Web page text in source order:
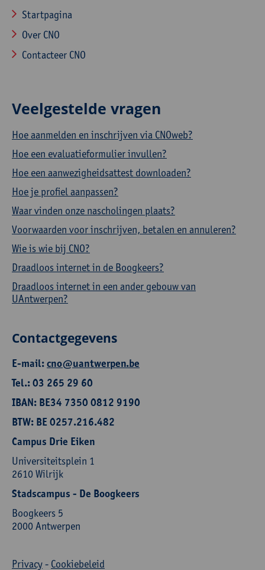
Startpagina
Over CNO
Contacteer CNO
Veelgestelde vragen
Hoe aanmelden en inschrijven via CNOweb?
Hoe een evaluatieformulier invullen?
Hoe een aanwezigheidsattest downloaden?
Hoe je profiel aanpassen?
Waar vinden onze nascholingen plaats?
Voorwaarden voor inschrijven, betalen en annuleren?
Wie is wie bij CNO?
Draadloos internet in de Boogkeers?
Draadloos internet in een ander gebouw van
UAntwerpen?
Contactgegevens
E-mail:cno@uantwerpen.be
Tel.: 03 265 29 60
IBAN: BE34 7350 0812 9190
BTW: BE 0257.216.482
Campus Drie Eiken
Universiteitsplein 1
2610 Wilrijk
Stadscampus - De Boogkeers
Boogkeers 5
2000 Antwerpen
Privacy- Cookiebeleid